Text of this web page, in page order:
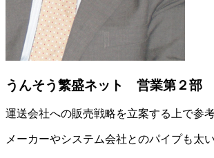
うんそう繁盛ネット 営業第２部
運送会社への販売戦略を立案する上で参
メーカーやシステム会社とのパイプも太